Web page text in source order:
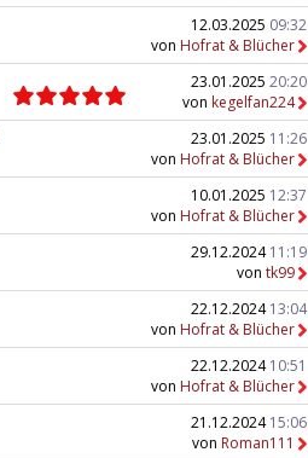
12.03.2025 09:32
von Hofrat & Blücher
23.01.2025 20:20
von kegelfan224
23.01.2025 11:26
von Hofrat & Blücher
10.01.2025 12:37
von Hofrat & Blücher
29.12.202411:19
von tk99
22.12.202413:04
von Hofrat & Blücher
22.12.202410:51
von Hofrat & Blücher
21.12.202415:06
von Roman111